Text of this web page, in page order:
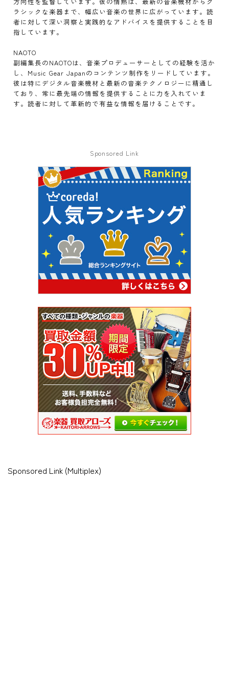
ラシックな楽器まで、幅広い音楽の世界に広がっています。読
者に対して深い洞察と実践的なアドバイスを提供することを目
指しています。
NAOTO
副編集長のNAOTOは、音楽プロデューサーとしての経験を活か
し、Music Gear Japanのコンテンツ制作をリードしています。
彼は特にデジタル音楽機材と最新の音楽テクノロジーに精通し
ており、常に最先端の情報を提供することに力を入れていま
す。読者に対して革新的で有益な情報を届けることです。
Sponsored Link
Sponsored Link (Multiplex)